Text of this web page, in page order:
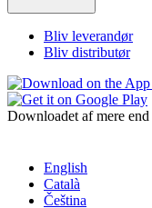
Bliv leverandør
Bliv distributør
Downloadet af mere end
English
Català
Čeština